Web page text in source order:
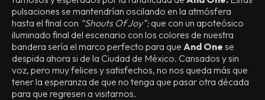
pulsaciones se mantendrían oscilando en la atmósfera
hasta el final con “Shouts Of Joy”;que con un apoteósico
iluminado final del escenario con los colores de nuestra
bandera sería el marco perfecto para que And One se
despida ahora si de la Ciudad de México. Cansados y sin
voz, pero muy felices y satisfechos, no nos queda más que
tener la esperanza de que no tenga que pasar otra década
para que regresen a visitarnos.